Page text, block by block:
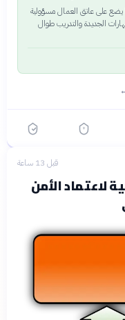
يضع على عاتق العمال مسؤولية
الجديدة والتدريب طوال
قبل 13 ساعة
لاعتماد الأمن